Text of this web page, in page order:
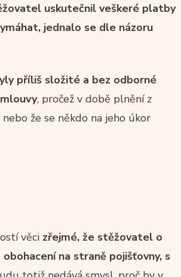
uskutečnil veškeré platby
jednalo se dle názoru
příliš složité a bez odborné
, pročež v době plnění z
nebo že se někdo na jeho úkor
věci zřejmé, že stěžovatel o
na straně pojišťovny, s